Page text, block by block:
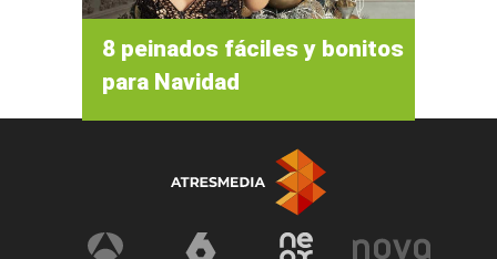
8 peinados fáciles y bonitos
para Navidad